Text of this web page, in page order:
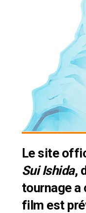
Le site
Sui Ishida,
tournage a
film est